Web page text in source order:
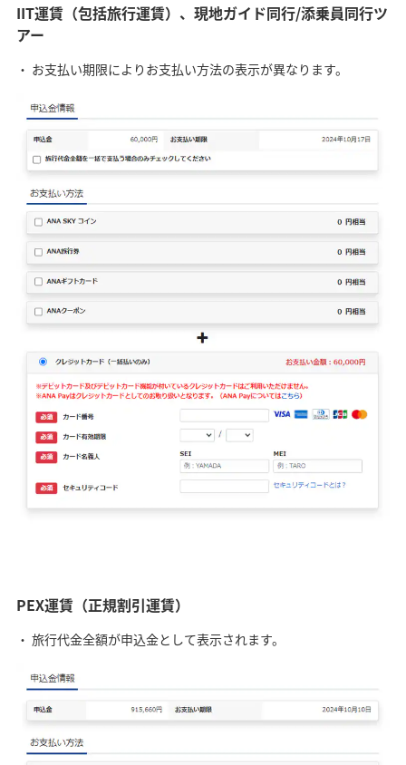
IIT運賃（包括旅行運賃）、現地ガイド同行/添乗員同行ツ
アー
お支払い期限によりお支払い方法の表示が異なります。
PEX運賃（正規割引運賃）
旅行代金全額が申込金として表示されます。